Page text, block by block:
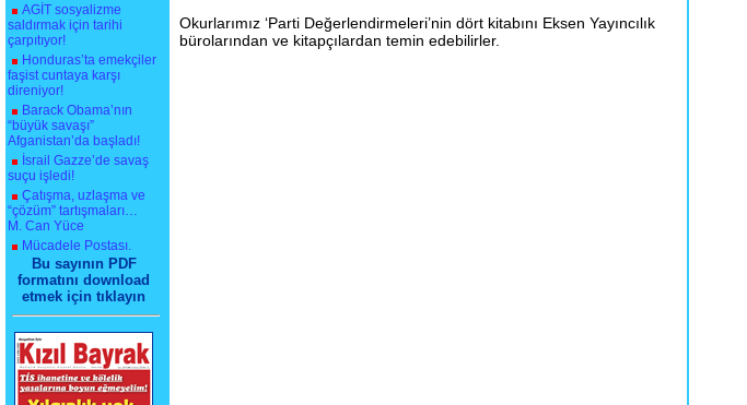
AGİT sosyalizme
saldırmak için tarihi
çarpıtıyor!
Honduras’ta emekçiler
faşist cuntaya karşı
direniyor!
Barack Obama’nın
“büyük savaşı”
Afganistan’da başladı!
İsrail Gazze’de savaş
suçu işledi!
Çatışma, uzlaşma ve
“çözüm” tartışmaları…
M. Can Yüce
Mücadele Postası.
Bu sayının PDF
formatını download
etmek için tıklayın
Okurlarımız ‘Parti Değerlendirmeleri’nin dört kitabını Eksen Yayıncılık
bürolarından ve kitapçılardan temin edebilirler.